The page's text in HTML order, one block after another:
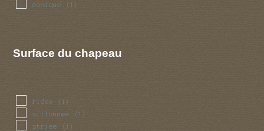
conique (1)
Surface du chapeau
ridee (1)
sillonnee (1)
striee (1)